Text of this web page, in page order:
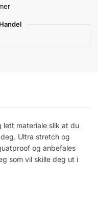
lett materiale slik at du
Ultra stretch og
og anbefales
som vil skille deg ut i